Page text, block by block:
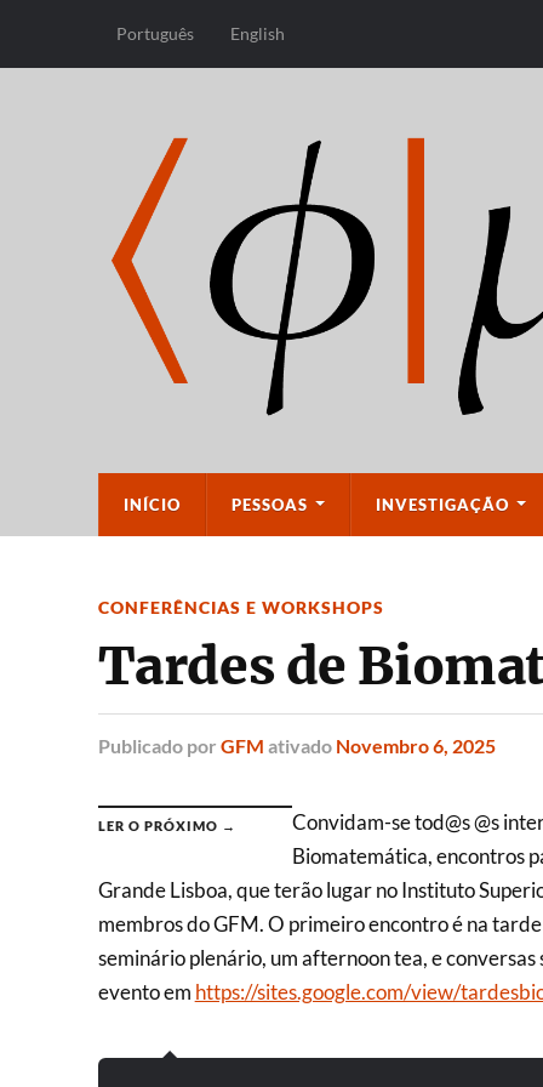
Português English
INÍCIO PESSOAS INVESTIGAÇÃO
CONFERÊNCIAS E WORKSHOPS
Tardes de
Publicado por GFM ativado Novembro 6, 2025
LER O PRÓXIMO →
Convidam-se tod@s @s
Biomatemática, encontros
Grande Lisboa, que terão lugar no Instituto
membros do GFM. O primeiro encontro é na
seminário plenário, um afternoon tea, e
evento em https://sites.google.com/view/